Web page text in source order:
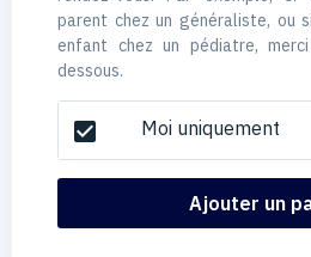
parent chez un généraliste, ou
enfant chez un pédiatre,
dessous.
check_box Moi uniquement
Ajouter un